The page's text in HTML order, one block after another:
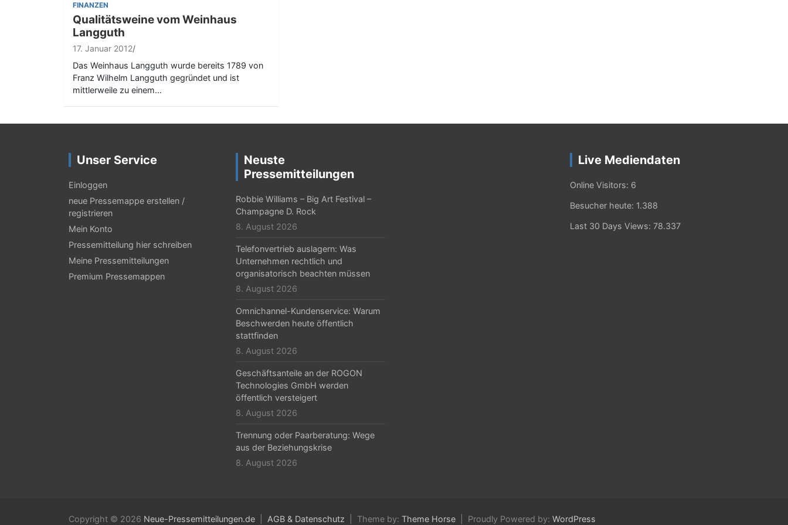
FINANZEN
Qualitätsweine vom Weinhaus
Langguth
17. Januar 2012
Das Weinhaus Langguth wurde bereits 1789 von
Franz Wilhelm Langguth gegründet und ist
mittlerweile zu einem…
Unser Service
Einloggen
neue Pressemappe erstellen /
registrieren
Mein Konto
Pressemitteilung hier schreiben
Meine Pressemitteilungen
Premium Pressemappen
Neuste
Pressemitteilungen
Robbie Williams – Big Art Festival –
Champagne D. Rock
8. August 2026
Telefonvertrieb auslagern: Was
Unternehmen rechtlich und
organisatorisch beachten müssen
8. August 2026
Omnichannel-Kundenservice: Warum
Beschwerden heute öffentlich
stattfinden
8. August 2026
Geschäftsanteile an der ROGON
Technologies GmbH werden
öffentlich versteigert
8. August 2026
Trennung oder Paarberatung: Wege
aus der Beziehungskrise
8. August 2026
Live Mediendaten
Online Visitors: 6
Besucher heute: 1.388
Last 30 Days Views: 78.337
Copyright © 2026 Neue-Pressemitteilungen.de AGB & Datenschutz Theme by: Theme Horse Proudly Powered by: WordPress